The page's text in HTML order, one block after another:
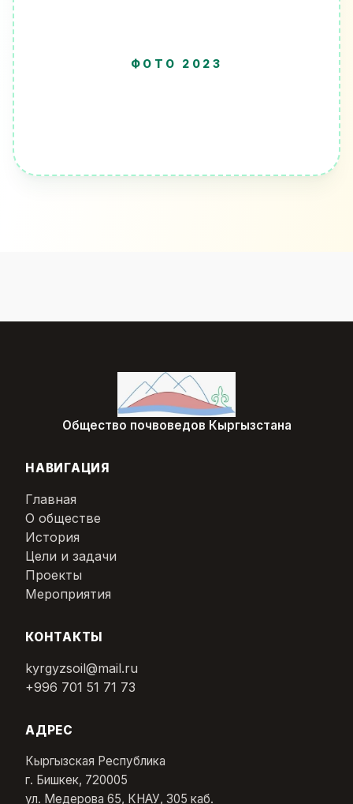
ФОТО 2023
Общество почвоведов Кыргызстана
НАВИГАЦИЯ
Главная
О обществе
История
Цели и задачи
Проекты
Мероприятия
КОНТАКТЫ
kyrgyzsoil@mail.ru
+996 701 51 71 73
АДРЕС
Кыргызская Республика
г. Бишкек, 720005
ул. Медерова 65, КНАУ, 305 каб.